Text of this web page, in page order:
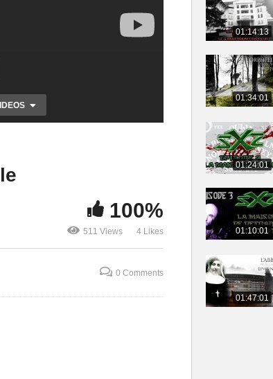
Projet Activity – Là-Haut,
Chapter #1
100%
511 Views 4 Likes
0 Comments
01:14:13
01:34:01
01:24:01
01:10:01
01:47:01